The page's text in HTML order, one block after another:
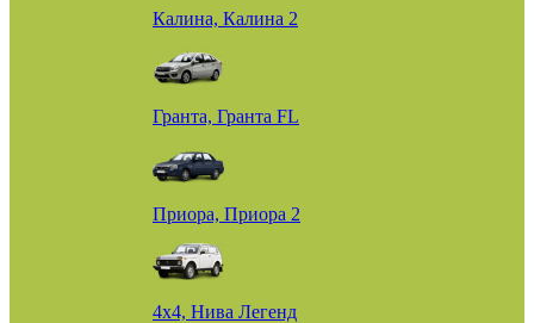
Калина, Калина 2
Гранта, Гранта FL
Приора, Приора 2
4х4, Нива Легенд